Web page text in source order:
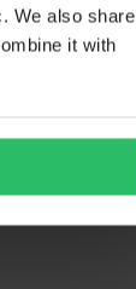
We also share
it with